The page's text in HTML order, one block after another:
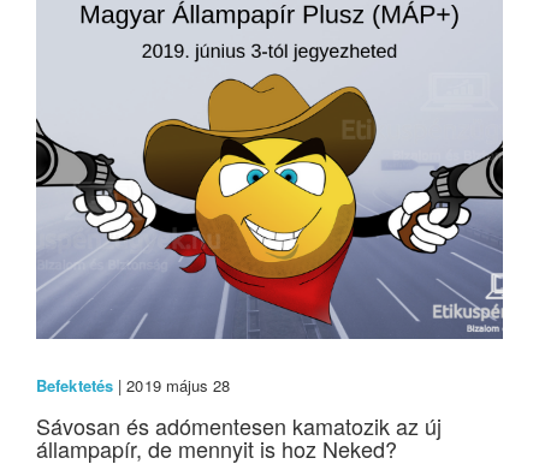
Befektetés | 2019 május 28
Sávosan és adómentesen kamatozik az új
állampapír, de mennyit is hoz Neked?